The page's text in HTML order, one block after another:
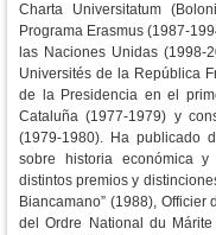
Charta Universitatum
Programa Erasmus (1987-
las Naciones Unidas (1998-
Universités de la República
de la Presidencia en el
Cataluña (1977-1979) y
(1979-1980). Ha publicado
sobre historia económica
distintos premios y
Biancamano” (1988),
del Ordre National du